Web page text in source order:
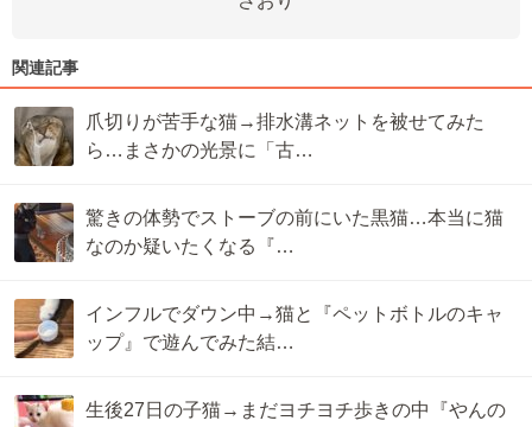
関連記事
爪切りが苦手な猫→排水溝ネットを被せてみた
ら…まさかの光景に「古…
驚きの体勢でストーブの前にいた黒猫…本当に猫
なのか疑いたくなる『…
インフルでダウン中→猫と『ペットボトルのキャ
ップ』で遊んでみた結…
生後27日の子猫→まだヨチヨチ歩きの中『やんの